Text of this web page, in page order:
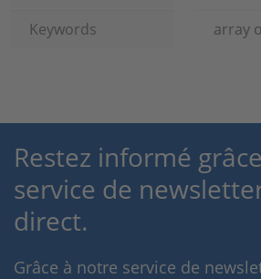
Keywords
array
Restez informé
service de
direct.
Grâce à notre service de